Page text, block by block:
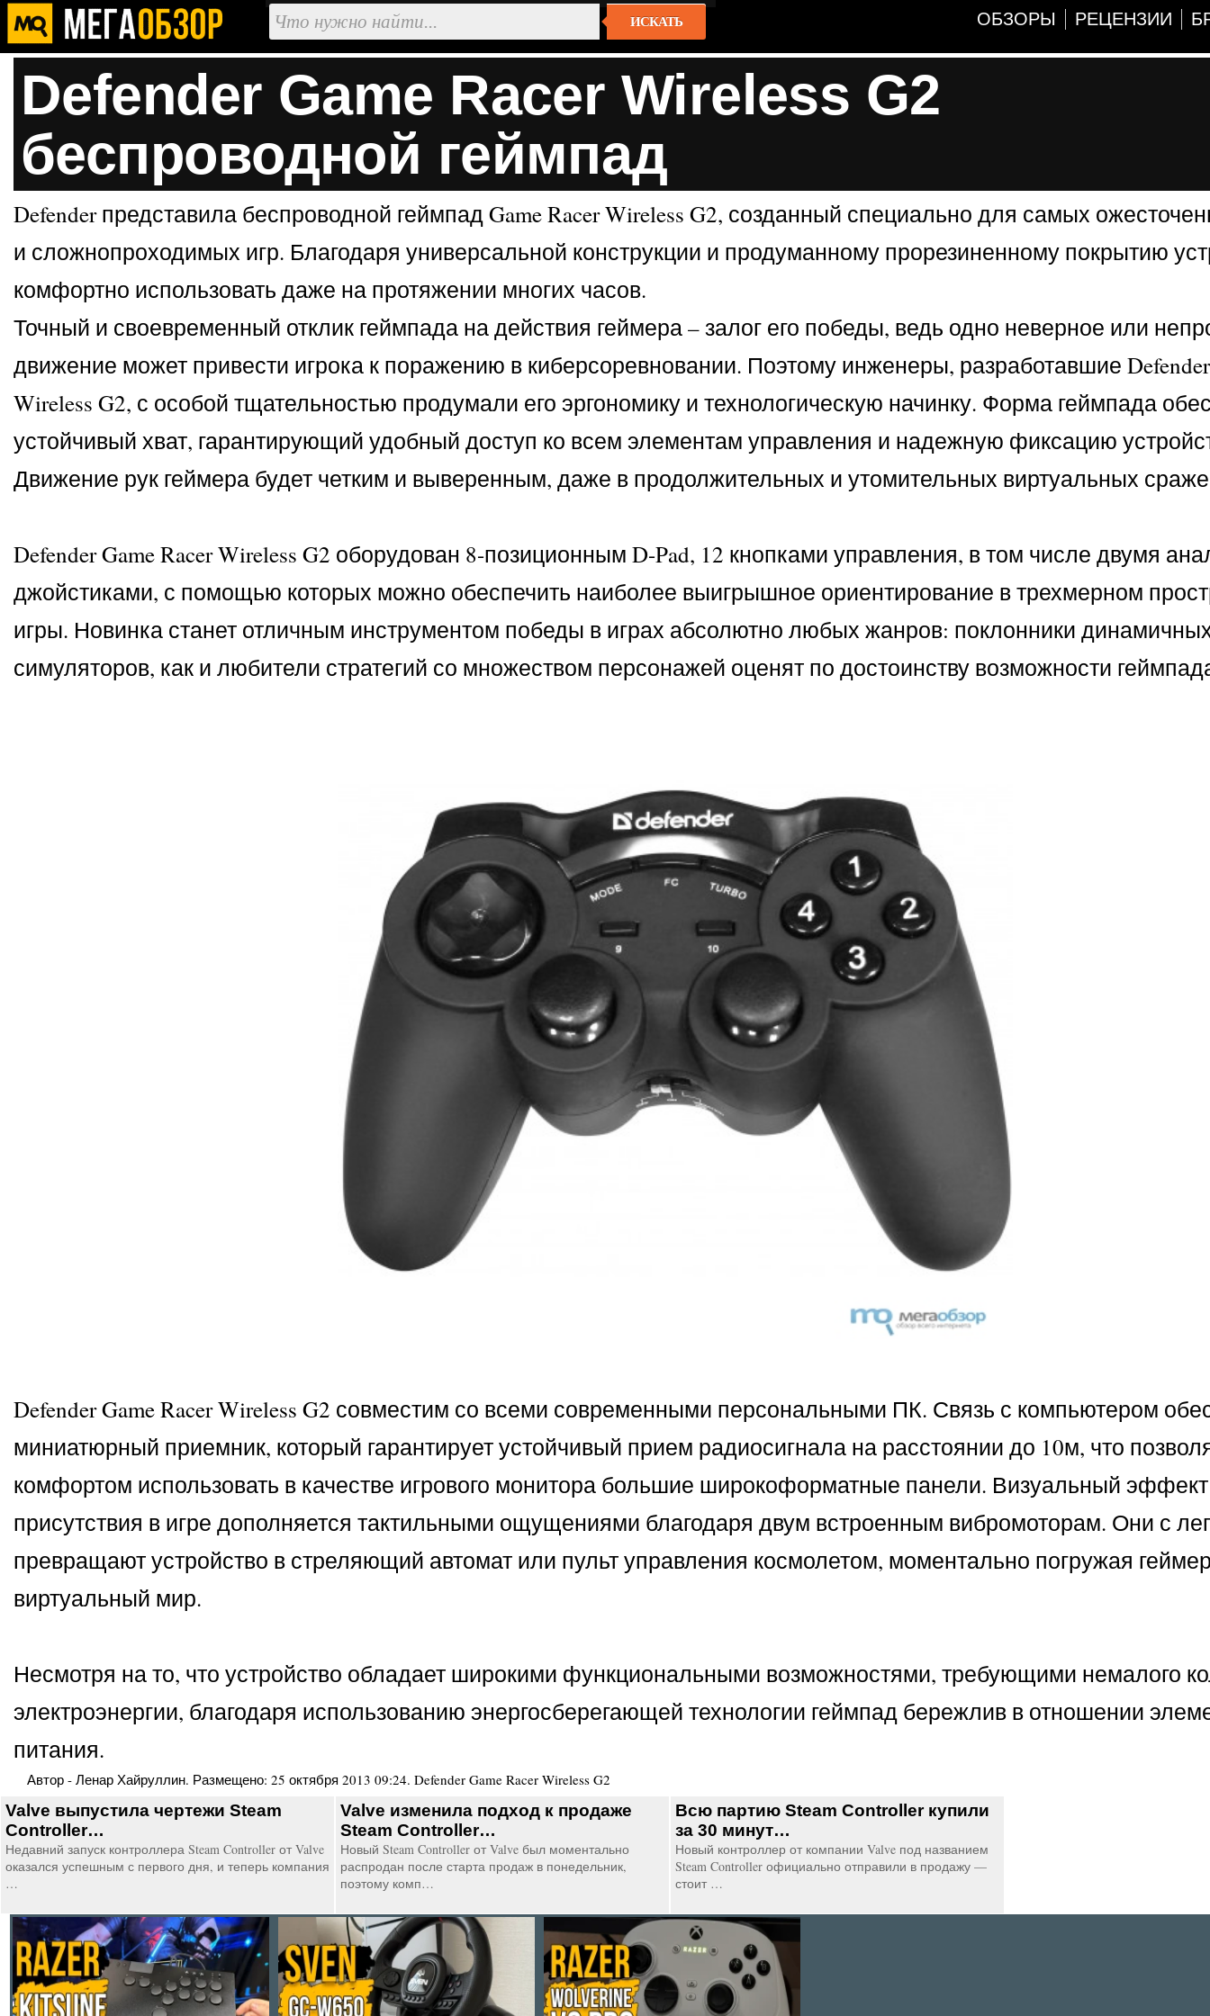
ИСКАТЬ ОБЗОРЫ РЕЦЕНЗИИ
Defender Game Racer Wireless G2
беспроводной геймпад
Defender представила беспроводной геймпад Game Racer Wireless G2, созданный специально для самых
и сложнопроходимых игр. Благодаря универсальной конструкции и продуманному прорезиненному покрытию
комфортно использовать даже на протяжении многих часов.
Точный и своевременный отклик геймпада на действия геймера – залог его победы, ведь одно неверное или
движение может привести игрока к поражению в киберсоревновании. Поэтому инженеры, разработавшие Defender
Wireless G2, с особой тщательностью продумали его эргономику и технологическую начинку. Форма геймпада
устойчивый хват, гарантирующий удобный доступ ко всем элементам управления и надежную фиксацию
Движение рук геймера будет четким и выверенным, даже в продолжительных и утомительных виртуальных
Defender Game Racer Wireless G2 оборудован 8-позиционным D-Pad, 12 кнопками управления, в том числе двумя
джойстиками, с помощью которых можно обеспечить наиболее выигрышное ориентирование в трехмерном
игры. Новинка станет отличным инструментом победы в играх абсолютно любых жанров: поклонники
симуляторов, как и любители стратегий со множеством персонажей оценят по достоинству возможности
Defender Game Racer Wireless G2 совместим со всеми современными персональными ПК. Связь с компьютером
миниатюрный приемник, который гарантирует устойчивый прием радиосигнала на расстоянии до 10м, что
комфортом использовать в качестве игрового монитора большие широкоформатные панели. Визуальный эффект
присутствия в игре дополняется тактильными ощущениями благодаря двум встроенным вибромоторам. Они с
превращают устройство в стреляющий автомат или пульт управления космолетом, моментально погружая
виртуальный мир.
Несмотря на то, что устройство обладает широкими функциональными возможностями, требующими немалого
электроэнергии, благодаря использованию энергосберегающей технологии геймпад бережлив в отношении
питания.
Автор - Ленар Хайруллин. Размещено: 25 октября 2013 09:24. Defender Game Racer Wireless G2
Valve выпустила чертежи Steam
Controller…
Недавний запуск контроллера Steam Controller от Valve
оказался успешным с первого дня, и теперь компания
…
Valve изменила подход к продаже
Steam Controller…
Новый Steam Controller от Valve был моментально
распродан после старта продаж в понедельник,
поэтому комп…
Всю партию Steam Controller купили
за 30 минут…
Новый контроллер от компании Valve под названием
Steam Controller официально отправили в продажу —
стоит …